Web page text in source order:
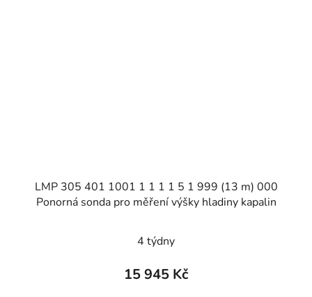
LMP 305 401 1001 1 1 1 1 5 1 999 (13 m) 000
Ponorná sonda pro měření výšky hladiny kapalin
4 týdny
15 945 Kč